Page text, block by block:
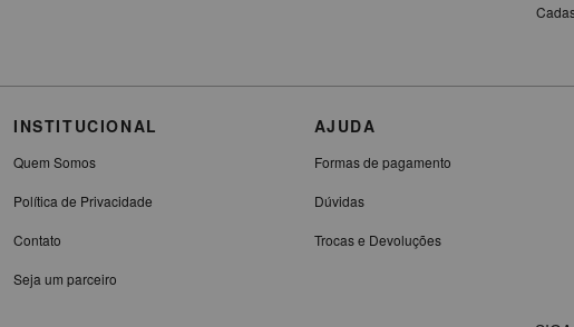
INSTITUCIONAL
Quem Somos
Política de Privacidade
Contato
Seja um parceiro
AJUDA
Formas de pagamento
Dúvidas
Trocas e Devoluções